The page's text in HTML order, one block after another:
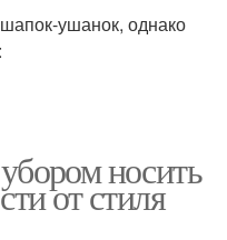
ушанок, однако
носить
от стиля